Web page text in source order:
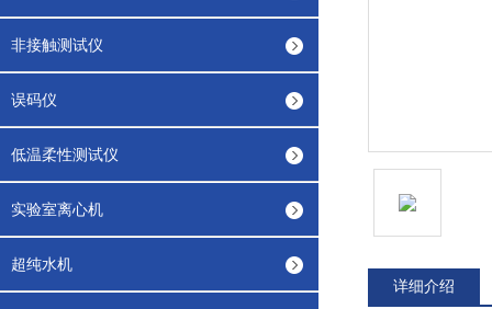
非接触测试仪
误码仪
低温柔性测试仪
实验室离心机
超纯水机
详细介绍